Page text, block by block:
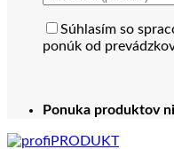
Súhlasím so
ponúk od
Ponuka produktov